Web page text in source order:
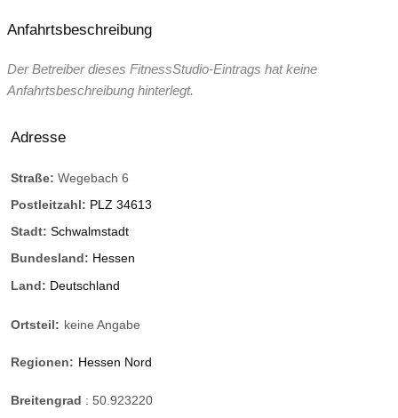
Anfahrtsbeschreibung
Der Betreiber dieses FitnessStudio-Eintrags hat keine
Anfahrtsbeschreibung hinterlegt.
Adresse
Straße: Wegebach 6
Postleitzahl: PLZ 34613
Stadt: Schwalmstadt
Bundesland: Hessen
Land: Deutschland
Ortsteil: keine Angabe
Regionen: Hessen Nord
Breitengrad : 50.923220